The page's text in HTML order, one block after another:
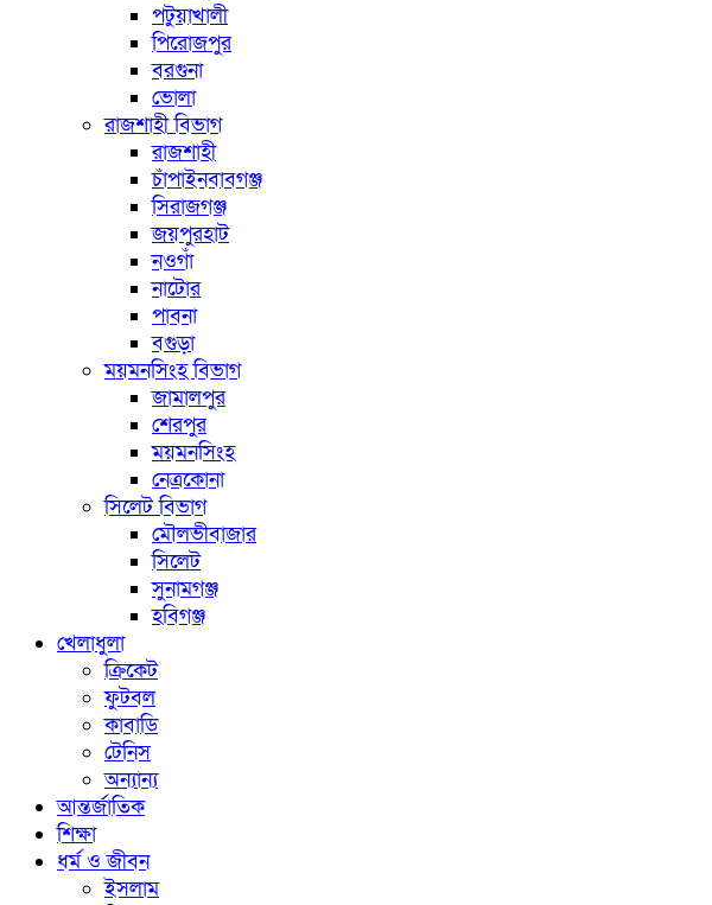
পটুয়াখালী
পিরোজপুর
বরগুনা
ভোলা
রাজশাহী বিভাগ
রাজশাহী
চাঁপাইনবাবগঞ্জ
সিরাজগঞ্জ
জয়পুরহাট
নওগাঁ
নাটোর
পাবনা
বগুড়া
ময়মনসিংহ বিভাগ
জামালপুর
শেরপুর
ময়মনসিংহ
নেত্রকোনা
সিলেট বিভাগ
মৌলভীবাজার
সিলেট
সুনামগঞ্জ
হবিগঞ্জ
খেলাধুলা
ক্রিকেট
ফুটবল
কাবাডি
টেনিস
অন্যান্য
আন্তর্জাতিক
শিক্ষা
ধর্ম ও জীবন
ইসলাম